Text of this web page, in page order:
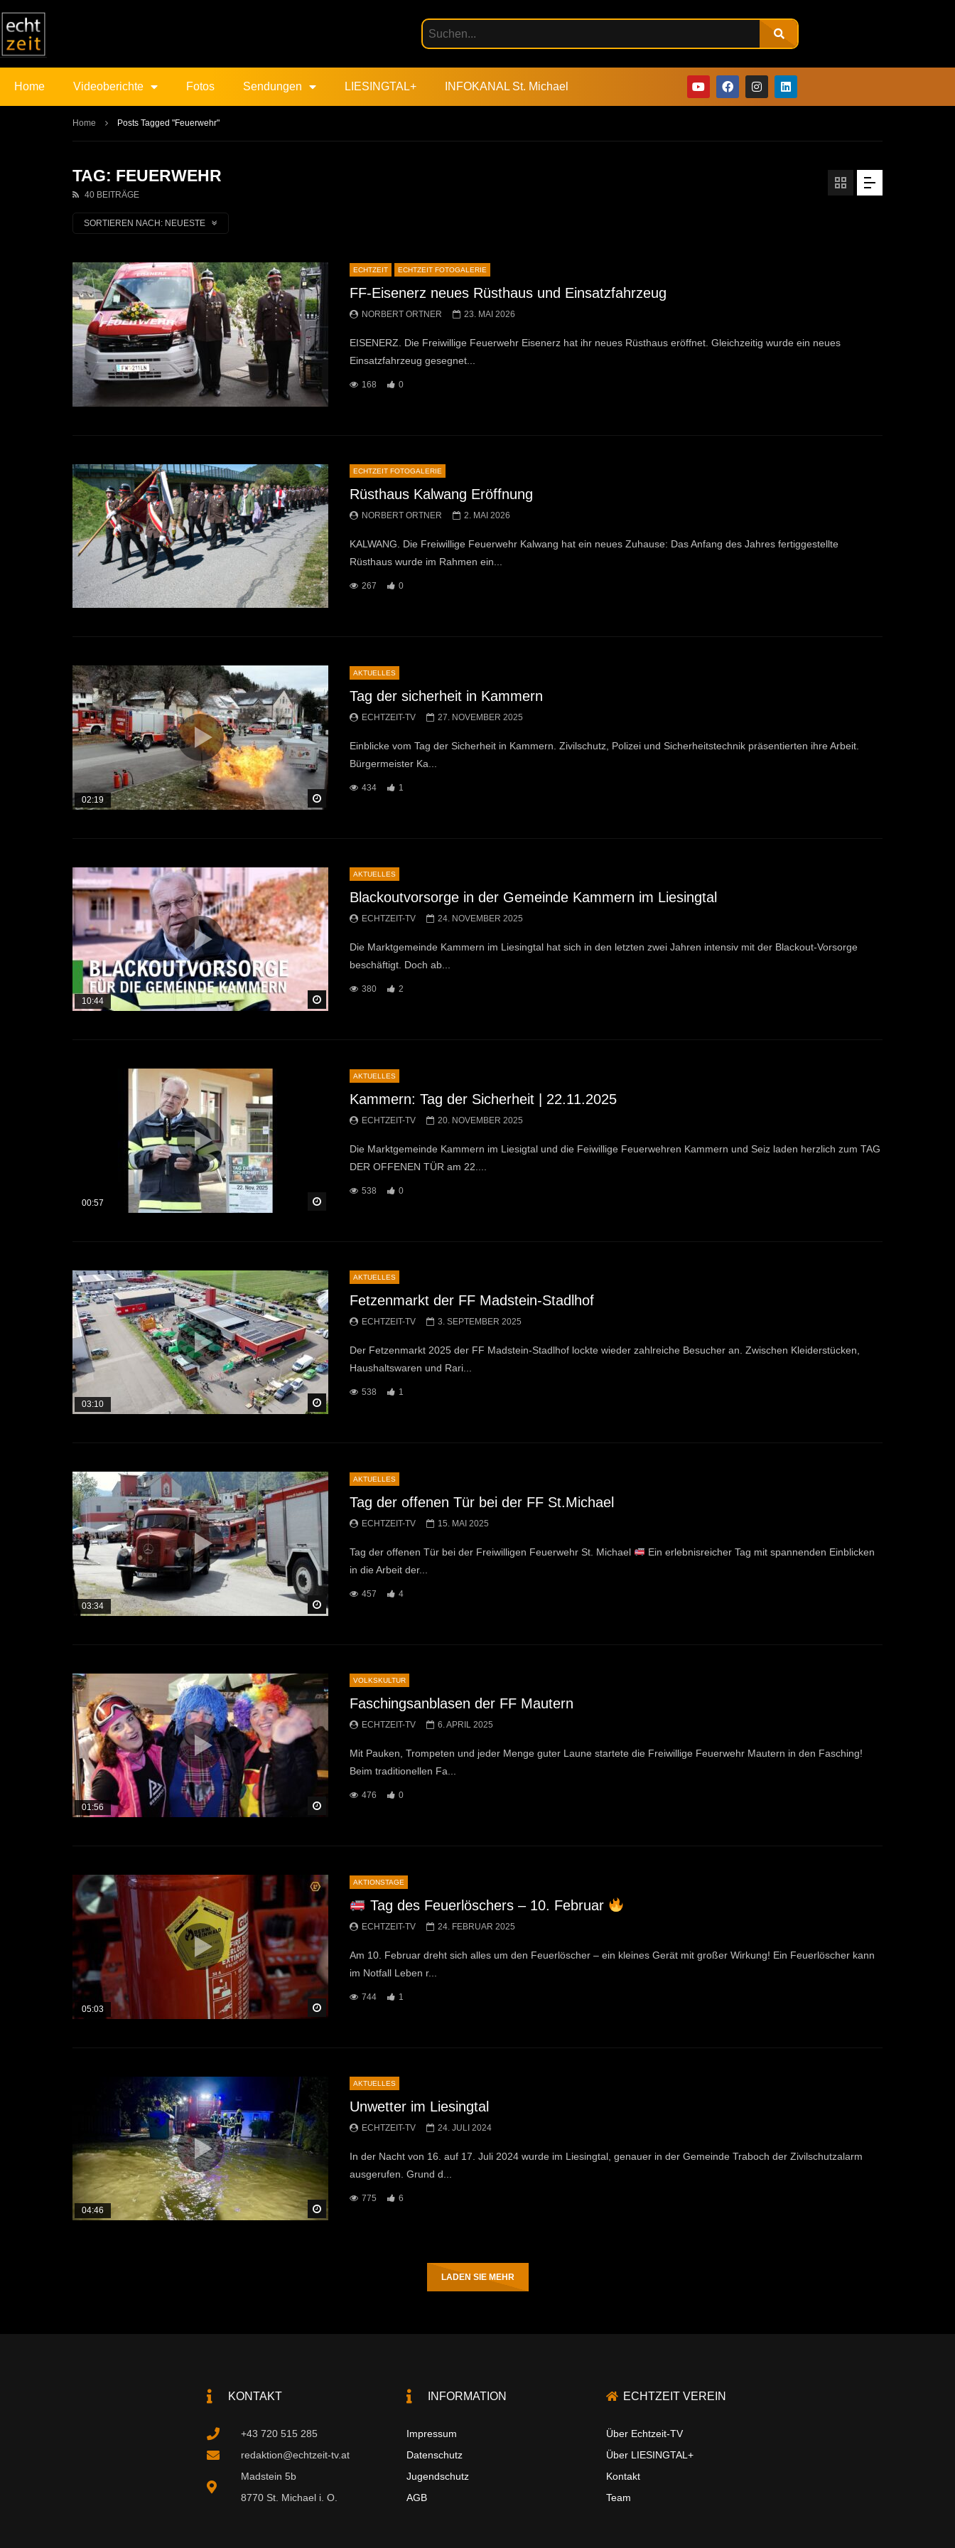
Home Videoberichte Fotos Sendungen LIESINGTAL+ INFOKANAL St. Michael
Home Posts Tagged "Feuerwehr"
TAG: FEUERWEHR
40 BEITRÄGE
SORTIEREN NACH: NEUESTE
ECHTZEIT ECHTZEIT FOTOGALERIE
FF-Eisenerz neues Rüsthaus und Einsatzfahrzeug
NORBERT ORTNER 23. MAI 2026
EISENERZ. Die Freiwillige Feuerwehr Eisenerz hat ihr neues Rüsthaus eröffnet. Gleichzeitig wurde ein neues
Einsatzfahrzeug gesegnet...
168 0
ECHTZEIT FOTOGALERIE
Rüsthaus Kalwang Eröffnung
NORBERT ORTNER 2. MAI 2026
KALWANG. Die Freiwillige Feuerwehr Kalwang hat ein neues Zuhause: Das Anfang des Jahres fertiggestellte
Rüsthaus wurde im Rahmen ein...
267 0
02:19
AKTUELLES
Tag der sicherheit in Kammern
ECHTZEIT-TV 27. NOVEMBER 2025
Einblicke vom Tag der Sicherheit in Kammern. Zivilschutz, Polizei und Sicherheitstechnik präsentierten ihre Arbeit.
Bürgermeister Ka...
434 1
10:44
AKTUELLES
Blackoutvorsorge in der Gemeinde Kammern im Liesingtal
ECHTZEIT-TV 24. NOVEMBER 2025
Die Marktgemeinde Kammern im Liesingtal hat sich in den letzten zwei Jahren intensiv mit der Blackout-Vorsorge
beschäftigt. Doch ab...
380 2
00:57
AKTUELLES
Kammern: Tag der Sicherheit | 22.11.2025
ECHTZEIT-TV 20. NOVEMBER 2025
Die Marktgemeinde Kammern im Liesigtal und die Feiwillige Feuerwehren Kammern und Seiz laden herzlich zum TAG
DER OFFENEN TÜR am 22....
538 0
Später Ansehen
03:10
AKTUELLES
Fetzenmarkt der FF Madstein-Stadlhof
ECHTZEIT-TV 3. SEPTEMBER 2025
Der Fetzenmarkt 2025 der FF Madstein-Stadlhof lockte wieder zahlreiche Besucher an. Zwischen Kleiderstücken,
Haushaltswaren und Rari...
538 1
Später Ansehen
03:34
AKTUELLES
Tag der offenen Tür bei der FF St.Michael
ECHTZEIT-TV 15. MAI 2025
Tag der offenen Tür bei der Freiwilligen Feuerwehr St. Michael
Ein erlebnisreicher Tag mit spannenden Einblicken
in die Arbeit der...
457 4
01:56
VOLKSKULTUR
Faschingsanblasen der FF Mautern
ECHTZEIT-TV 6. APRIL 2025
Mit Pauken, Trompeten und jeder Menge guter Laune startete die Freiwillige Feuerwehr Mautern in den Fasching!
Beim traditionellen Fa...
476 0
05:03
AKTIONSTAGE
Tag des Feuerlöschers – 10. Februar
ECHTZEIT-TV 24. FEBRUAR 2025
Am 10. Februar dreht sich alles um den Feuerlöscher – ein kleines Gerät mit großer Wirkung! Ein Feuerlöscher kann
im Notfall Leben r...
744 1
Später Ansehen
04:46
AKTUELLES
Unwetter im Liesingtal
ECHTZEIT-TV 24. JULI 2024
In der Nacht von 16. auf 17. Juli 2024 wurde im Liesingtal, genauer in der Gemeinde Traboch der Zivilschutzalarm
ausgerufen. Grund d...
775 6
LADEN SIE MEHR
KONTAKT
+43 720 515 285
redaktion@echtzeit-tv.at
Madstein 5b
8770 St. Michael i. O.
INFORMATION
Impressum
Datenschutz
Jugendschutz
AGB
ECHTZEIT VEREIN
Über Echtzeit-TV
Über LIESINGTAL+
Kontakt
Team